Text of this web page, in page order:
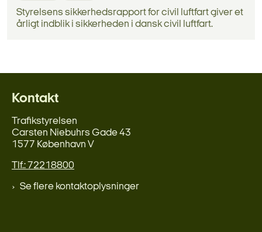
Styrelsens sikkerhedsrapport for civil luftfart giver et
årligt indblik i sikkerheden i dansk civil luftfart.
Kontakt
Trafikstyrelsen
Carsten Niebuhrs Gade 43
1577 København V
Tlf.: 72218800
Se flere kontaktoplysninger